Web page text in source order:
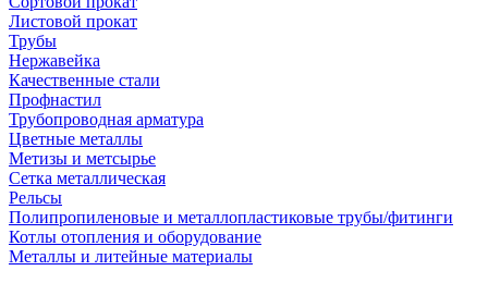
Листовой прокат
Трубы
Нержавейка
Качественные стали
Профнастил
Трубопроводная арматура
Цветные металлы
Метизы и метсырье
Сетка металлическая
Рельсы
Полипропиленовые и металлопластиковые трубы/фитинги
Котлы отопления и оборудование
Металлы и литейные материалы